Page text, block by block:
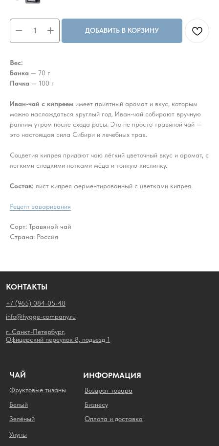
ДОБАВИТЬ В КОРЗИНУ
Вес:
Банка — 70 г
Пачка — 100 г
Иван-чай с кипреем имеет приятный аромат и вкус, которым
можно наслаждаться круглый год. Иван-чай собирают вручную
ранним утром после схода росы. Это не просто травяной чай —
это настоящая сила Сибири и лечебных трав.
Соцветия кипрея придают чаю лёгкий цветочный вкус и аромат, с
легкими сладкими нотками мёда и тонкую кислинку.
Состав: лист кипрея ферментированный с цветками кипрея.
Рецепт заваривания
Сорт: Травяной чай
Страна: Россия
ЧАЙ
Фруктовые тизаны
Улуны
Зелёный
Белый
ИНФОРМАЦИЯ
Оплата и доставка
Возврат товара
Бизнесу
КОНТАКТЫ
г. Санкт-Петербург,
Офицерский переулок 8, подьезд 1
info@hygge-company.ru
+7 (965) 084-05-48